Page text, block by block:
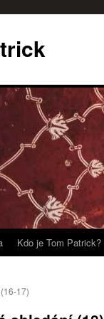
Kdo je Tom Patrick?
17)